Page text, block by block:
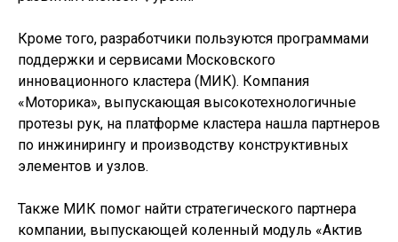
Кроме того, разработчики пользуются программами
поддержки и сервисами Московского
инновационного кластера (МИК). Компания
«Моторика», выпускающая высокотехнологичные
протезы рук, на платформе кластера нашла партнеров
по инжинирингу и производству конструктивных
элементов и узлов.
Также МИК помог найти стратегического партнера
компании, выпускающей коленный модуль «Актив